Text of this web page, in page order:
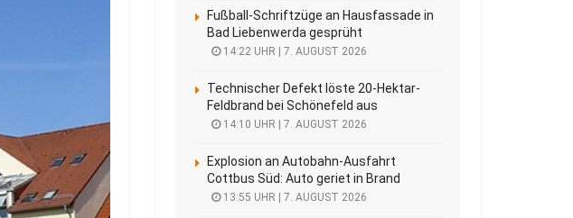
Fußball-Schriftzüge an Hausfassade in
Bad Liebenwerda gesprüht
14:22 UHR | 7. AUGUST 2026
Technischer Defekt löste 20-Hektar-
Feldbrand bei Schönefeld aus
14:10 UHR | 7. AUGUST 2026
Explosion an Autobahn-Ausfahrt
Cottbus Süd: Auto geriet in Brand
13:55 UHR | 7. AUGUST 2026